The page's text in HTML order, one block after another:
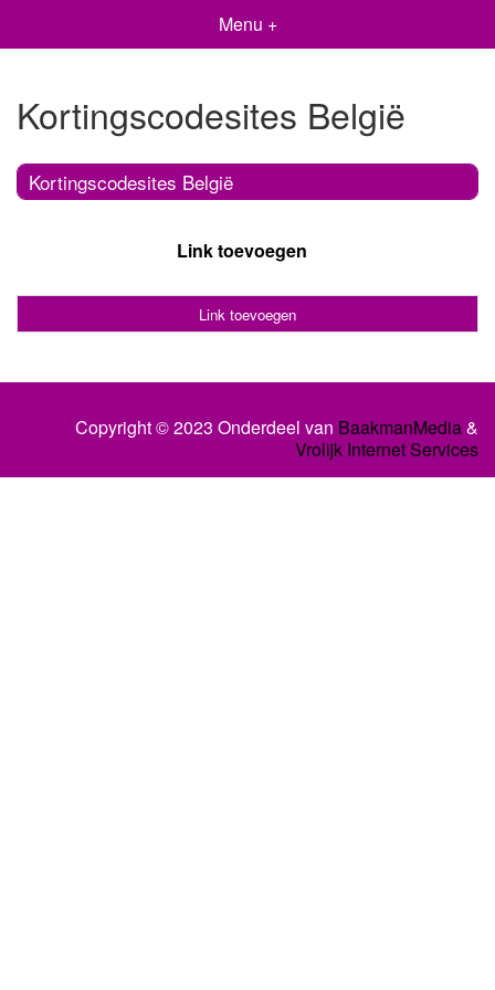
Menu +
Kortingscodesites België
Kortingscodesites België
Link toevoegen
Link toevoegen
Copyright © 2023 Onderdeel van BaakmanMedia&
Vrolijk Internet Services